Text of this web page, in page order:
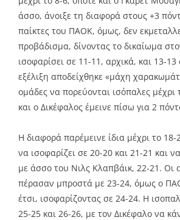
άσσο, άνοιξε τη διαφορά στους +3
παίκτες του ΠΑΟΚ, όμως, δεν
προβάδισμα, δίνοντας το δικαίωμα
ισοφαρίσει σε 11-11, αρχικά, και 13-
εξέλιξη αποδείχθηκε «μάχη
ομάδες να πορεύονται ισόπαλες μέχρι
και ο Δικέφαλος έμεινε πίσω για 2
Η διαφορά παρέμεινε ίδια μέχρι το
να ισοφαρίζει σε 20-20 και 21-21 και
με άσσο του Νιλς Κλαπβάικ, 22-21. Οι
πέρασαν μπροστά με 23-24, όμως ο
έτσι, ισοφαρίζοντας σε 24-24. Η
25-25 και 26-26, με τον Δικέφαλο να